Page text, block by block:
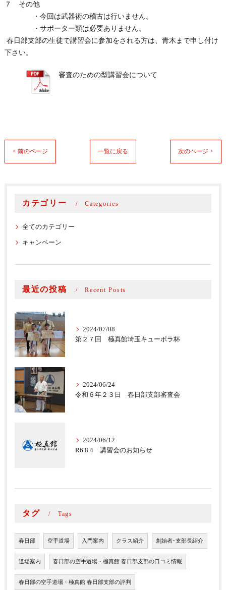
７ その他
・今回は武器術の稽古は行いません。
・サポーター類は必要ありません。
春日部支部の生徒で講習会に参加をされる方は、青木まで申し付け
下さい。
審査のための型講習会について
< 前のページ 一覧に戻る 次のページ >
カテゴリー Categories
全てのカテゴリー
キャンペーン
最近の投稿 Recent Posts
2024/07/08
第２７回 極真館埼玉キューポラ杯
2024/06/24
令和６年２３日 春日部支部審査会
2024/06/12
R6.8.4 講習会のお知らせ
タグ Tags
春日部 空手道場 入門案内 クラス紹介 創始者･支部長紹介
道場案内 春日部の空手道場・極真館 春日部支部の口コミ情報
春日部の空手道場・極真館 春日部支部の評判